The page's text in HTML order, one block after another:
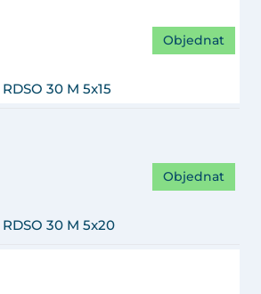
RDSO 30 M 5x15
Objednat
RDSO 30 M 5x20
Objednat